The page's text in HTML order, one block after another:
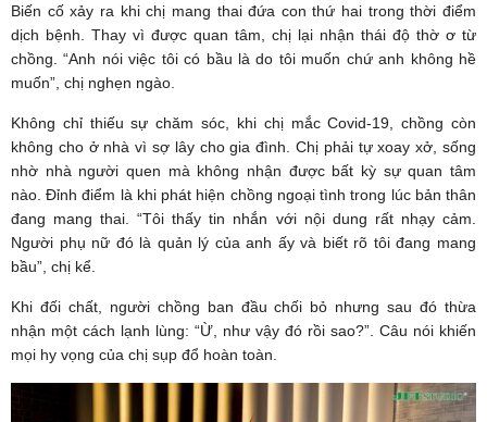
Biến cố xảy ra khi chị mang thai đứa con thứ hai trong thời điểm
dịch bệnh. Thay vì được quan tâm, chị lại nhận thái độ thờ ơ từ
chồng. “Anh nói việc tôi có bầu là do tôi muốn chứ anh không hề
muốn”, chị nghẹn ngào.
Không chỉ thiếu sự chăm sóc, khi chị mắc Covid-19, chồng còn
không cho ở nhà vì sợ lây cho gia đình. Chị phải tự xoay xở, sống
nhờ nhà người quen mà không nhận được bất kỳ sự quan tâm
nào. Đỉnh điểm là khi phát hiện chồng ngoại tình trong lúc bản thân
đang mang thai. “Tôi thấy tin nhắn với nội dung rất nhạy cảm.
Người phụ nữ đó là quản lý của anh ấy và biết rõ tôi đang mang
bầu”, chị kể.
Khi đối chất, người chồng ban đầu chối bỏ nhưng sau đó thừa
nhận một cách lạnh lùng: “Ừ, như vậy đó rồi sao?”. Câu nói khiến
mọi hy vọng của chị sụp đổ hoàn toàn.